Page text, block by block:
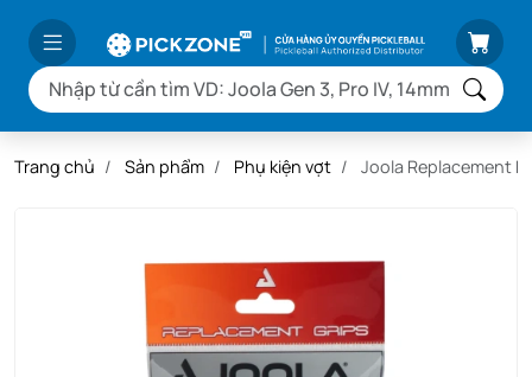
Trang chủ Sản phẩm Phụ kiện vợt Joola Replacement